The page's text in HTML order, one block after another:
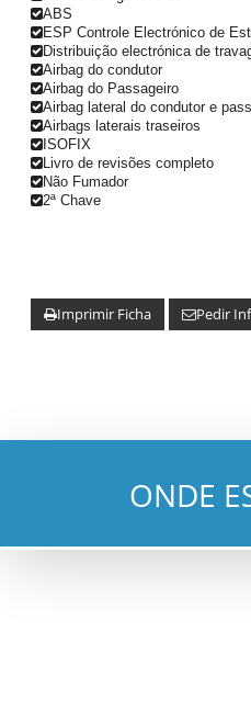
ABS
ESP Controle Electrónico de
Distribuição electrónica de
Airbag do condutor
Airbag do Passageiro
Airbag lateral do condutor e
Airbags laterais traseiros
ISOFIX
Livro de revisões completo
Não Fumador
2ª Chave
Imprimir Ficha Pedir
ONDE